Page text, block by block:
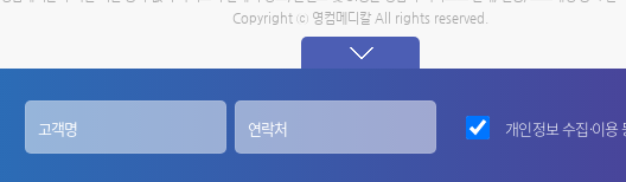
Copyright ⓒ 영컴메디칼 All rights reserved.
개인정보 수집·이